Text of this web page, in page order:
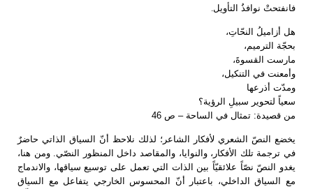
فانفتحتْ نوافذُ التأويل.
هل أزاميلُ النحّاتِ،
بحجّة الترميم،
مارست القسوةَ،
وأمعنت في التنكيل،
ومدّت أذرعها
سعياً لتحوير سبيلِ الرؤية؟
من قصيدة: تمثال في الساحة – ص 46
يخضع النصّ الشعري لأفكار الشاعر؛ لذلك نلاحظ أنّ السياق الذاتي حاضرٌ
في ترجمة تلك الأفكار، والنوايا، والمقاصد داخل المنظور النصّي. ومن هنا،
يغدو النصّ نصّاً علائقيّاً بين الذات التي تعمل على توسيع سياقها، والاندماج
مع السياق الداخلي، باعتبار أنّ المحسوس الخارجي يتفاعل مع السياق